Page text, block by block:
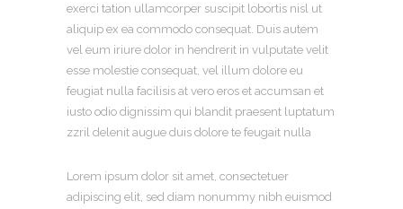
exerci tation ullamcorper suscipit lobortis nisl ut
aliquip ex ea commodo consequat. Duis autem
vel eum iriure dolor in hendrerit in vulputate velit
esse molestie consequat, vel illum dolore eu
feugiat nulla facilisis at vero eros et accumsan et
iusto odio dignissim qui blandit praesent luptatum
zzril delenit augue duis dolore te feugait nulla
Lorem ipsum dolor sit amet, consectetuer
adipiscing elit, sed diam nonummy nibh euismod